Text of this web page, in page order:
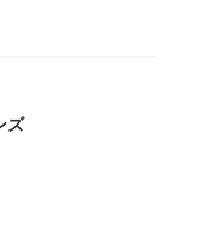
ズ